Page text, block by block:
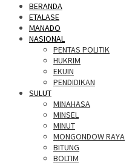
BERANDA
ETALASE
MANADO
NASIONAL
PENTAS POLITIK
HUKRIM
EKUIN
PENDIDIKAN
SULUT
MINAHASA
MINSEL
MINUT
MONGONDOW RAYA
BITUNG
BOLTIM